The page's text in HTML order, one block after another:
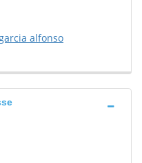
alfonso